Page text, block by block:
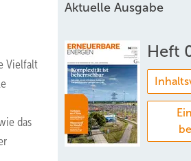
Vielfalt
das
Aktuelle Ausgabe
Heft